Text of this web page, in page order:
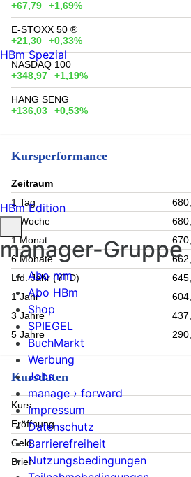
+67,79
+1,69%
E-STOXX 50 ®
+21,30
+0,33%
NASDAQ 100
+348,97
+1,19%
HANG SENG
+136,03
+0,53%
Kursperformance
Zeitraum
1 Tag
1 Woche
1 Monat
6 Monate
Lfd. Jahr (YTD)
1 Jahr
3 Jahre
5 Jahre
Kursdaten
Kurs
Eröffnung
Geld
Brief
HBm Spezial
HBm Edition
manager-Gruppe
Abo mm
Abo HBm
Shop
SPIEGEL
BuchMarkt
Werbung
Jobs
manage › forward
Impressum
Datenschutz
Barrierefreiheit
Nutzungsbedingungen